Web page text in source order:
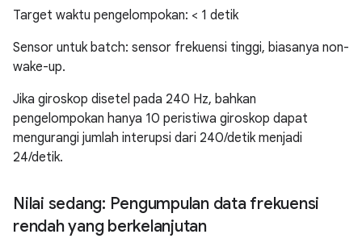
Target waktu pengelompokan: < 1 detik
Sensor untuk batch: sensor frekuensi tinggi, biasanya non-
wake-up.
Jika giroskop disetel pada 240 Hz, bahkan
pengelompokan hanya 10 peristiwa giroskop dapat
mengurangi jumlah interupsi dari 240/detik menjadi
24/detik.
Nilai sedang: Pengumpulan data frekuensi
rendah yang berkelanjutan